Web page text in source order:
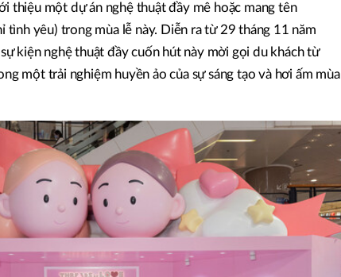
thiệu một dự án nghệ thuật đầy mê hoặc mang tên
tình yêu) trong mùa lễ này. Diễn ra từ 29 tháng 11 năm
kiện nghệ thuật đầy cuốn hút này mời gọi du khách từ
một trải nghiệm huyền ảo của sự sáng tạo và hơi ấm mùa